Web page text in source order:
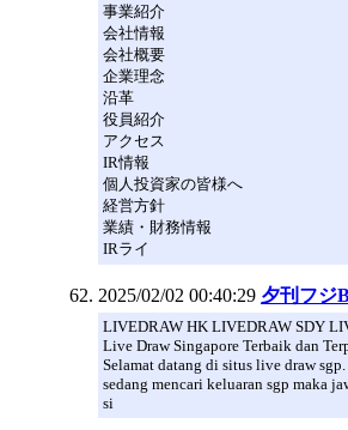
事業紹介
会社情報
会社概要
企業理念
沿革
役員紹介
アクセス
IR情報
個人投資家の皆様へ
経営方針
業績・財務情報
IRライ
2025/02/02 00:40:29 夕刊フジ
LIVEDRAW HK LIVEDRAW SDY
Live Draw Singapore Terbaik dan
Selamat datang di situs live draw
sedang mencari keluaran sgp maka
si